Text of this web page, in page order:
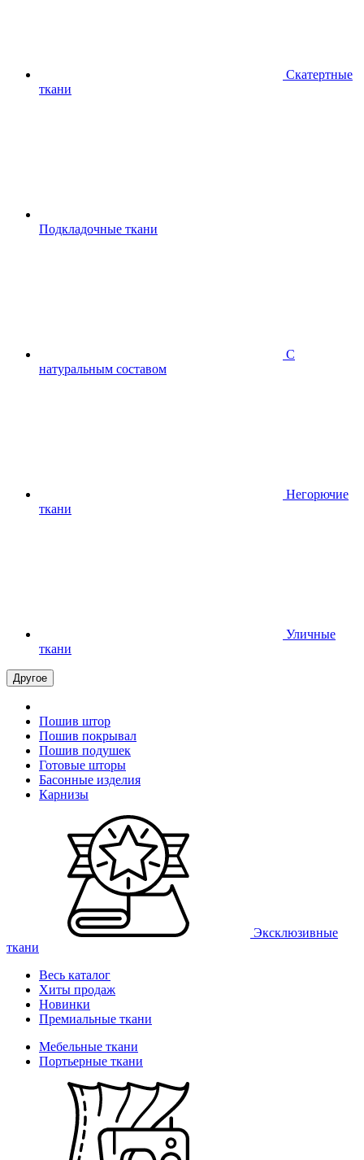
Скатертные
ткани
Подкладочные ткани
С
натуральным составом
Негорючие
ткани
Уличные
ткани
Другое
Пошив штор
Пошив покрывал
Пошив подушек
Готовые шторы
Басонные изделия
Карнизы
Эксклюзивные
ткани
Весь каталог
Хиты продаж
Новинки
Премиальные ткани
Мебельные ткани
Портьерные ткани